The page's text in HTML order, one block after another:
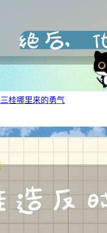
桂哪里来的勇气